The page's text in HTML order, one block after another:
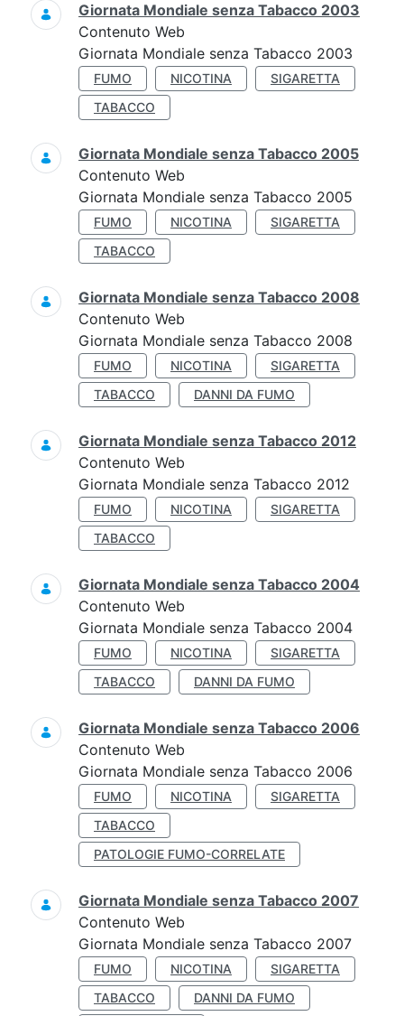
Giornata Mondiale senza Tabacco 2003
Contenuto Web
Giornata Mondiale senza Tabacco 2003
FUMO NICOTINA
SIGARETTA
TABACCO
Giornata Mondiale senza Tabacco 2005
Contenuto Web
Giornata Mondiale senza Tabacco 2005
FUMO NICOTINA
SIGARETTA
TABACCO
Giornata Mondiale senza Tabacco 2008
Contenuto Web
Giornata Mondiale senza Tabacco 2008
FUMO NICOTINA
SIGARETTA
TABACCO
DANNI DA FUMO
Giornata Mondiale senza Tabacco 2012
Contenuto Web
Giornata Mondiale senza Tabacco 2012
FUMO NICOTINA
SIGARETTA
TABACCO
Giornata Mondiale senza Tabacco 2004
Contenuto Web
Giornata Mondiale senza Tabacco 2004
FUMO NICOTINA
SIGARETTA
TABACCO
DANNI DA FUMO
Giornata Mondiale senza Tabacco 2006
Contenuto Web
Giornata Mondiale senza Tabacco 2006
FUMO NICOTINA
SIGARETTA
TABACCO
PATOLOGIE FUMO-CORRELATE
Giornata Mondiale senza Tabacco 2007
Contenuto Web
Giornata Mondiale senza Tabacco 2007
FUMO NICOTINA
SIGARETTA
TABACCO
DANNI DA FUMO